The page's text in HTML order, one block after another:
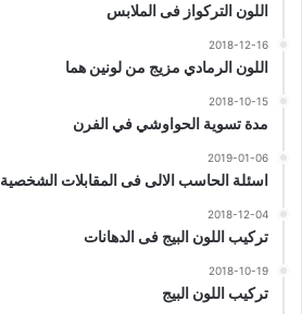
اللون التركواز فى الملابس
2018-12-16
اللون الرمادي مزيج من لونين هما
2018-10-15
مدة تسوية الحواوشي في الفرن
2019-01-06
اسئلة الحاسب الالى فى المقابلات الشخصية
2018-12-04
تركيب اللون البيج فى الدهانات
2018-10-19
تركيب اللون البيج